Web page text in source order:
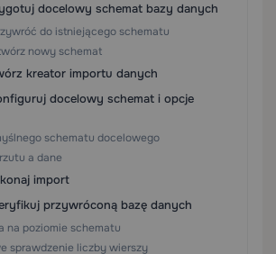
docelowy schemat bazy danych
do istniejącego schematu
nowy schemat
kreator importu danych
docelowy schemat i opcje
schematu docelowego
a dane
import
przywróconą bazę danych
na poziomie schematu
sprawdzenie liczby wierszy